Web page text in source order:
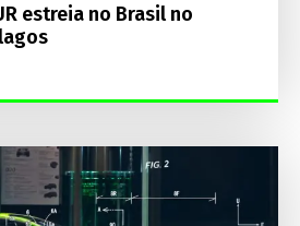
estreia no Brasil no